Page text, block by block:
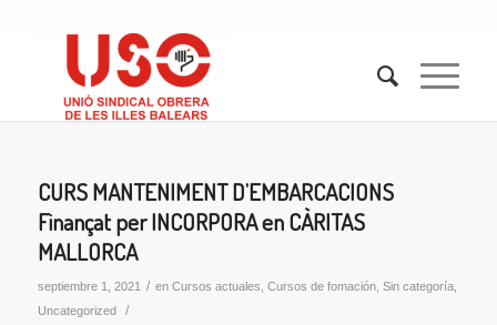
CURS MANTENIMENT D’EMBARCACIONS
Finançat per INCORPORA en CÀRITAS
MALLORCA
septiembre 1, 2021 / en Cursos actuales Cursos de fomación, Sin categoría,
Uncategorized
/